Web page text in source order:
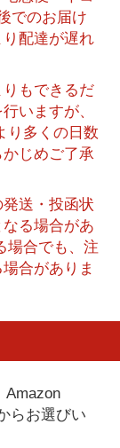
でのお届け
配達が遅れ
もできるだ
いますが、
り多くの日数
じめご了承
送・投函状
る場合があ
場合でも、注
合がありま
Amazon
らお選びい